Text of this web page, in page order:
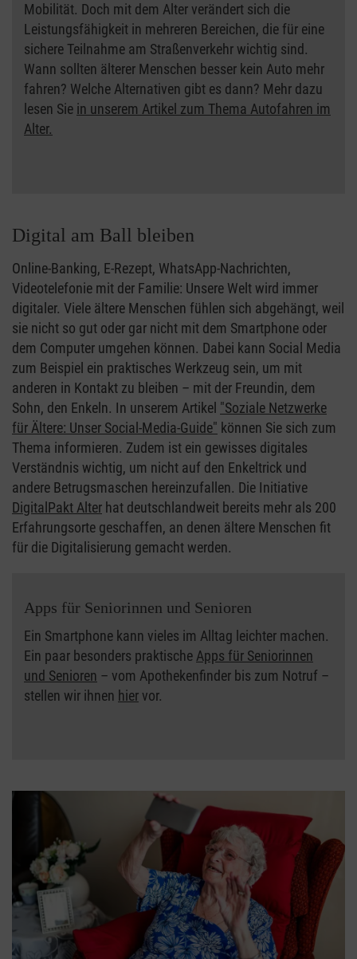
Mobilität. Doch mit dem Alter verändert sich die
Leistungsfähigkeit in mehreren Bereichen, die für eine
sichere Teilnahme am Straßenverkehr wichtig sind.
Wann sollten älterer Menschen besser kein Auto mehr
fahren? Welche Alternativen gibt es dann? Mehr dazu
lesen Sie in unserem Artikel zum Thema Autofahren im
Alter.
Digital am Ball bleiben
Online-Banking, E-Rezept, WhatsApp-Nachrichten,
Videotelefonie mit der Familie: Unsere Welt wird immer
digitaler. Viele ältere Menschen fühlen sich abgehängt, weil
sie nicht so gut oder gar nicht mit dem Smartphone oder
dem Computer umgehen können. Dabei kann Social Media
zum Beispiel ein praktisches Werkzeug sein, um mit
anderen in Kontakt zu bleiben – mit der Freundin, dem
Sohn, den Enkeln. In unserem Artikel "Soziale Netzwerke
für Ältere: Unser Social-Media-Guide" können Sie sich zum
Thema informieren. Zudem ist ein gewisses digitales
Verständnis wichtig, um nicht auf den Enkeltrick und
andere Betrugsmaschen hereinzufallen. Die Initiative
DigitalPakt Alter hat deutschlandweit bereits mehr als 200
Erfahrungsorte geschaffen, an denen ältere Menschen fit
für die Digitalisierung gemacht werden.
Apps für Seniorinnen und Senioren
Ein Smartphone kann vieles im Alltag leichter machen.
Ein paar besonders praktische Apps für Seniorinnen
und Senioren – vom Apothekenfinder bis zum Notruf –
stellen wir ihnen hier vor.